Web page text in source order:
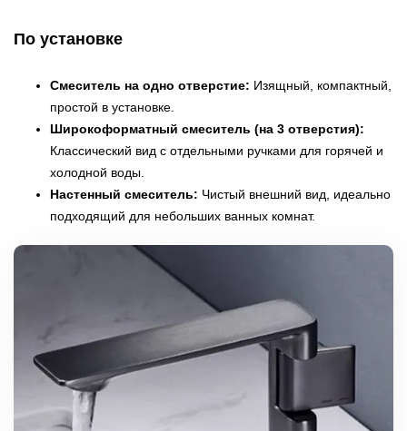
По установке
Смеситель на одно отверстие: Изящный, компактный,
простой в установке.
Широкоформатный смеситель (на 3 отверстия):
Классический вид с отдельными ручками для горячей и
холодной воды.
Настенный смеситель: Чистый внешний вид, идеально
подходящий для небольших ванных комнат.